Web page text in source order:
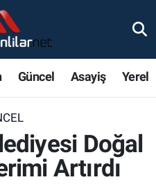
Güncel Asayiş Yerel
Doğal
Artırdı